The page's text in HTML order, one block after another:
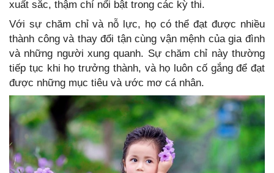
xuất sắc, thậm chí nổi bật trong các kỳ thi.
Với sự chăm chỉ và nỗ lực, họ có thể đạt được nhiều
thành công và thay đổi tận cùng vận mệnh của gia đình
và những người xung quanh. Sự chăm chỉ này thường
tiếp tục khi họ trưởng thành, và họ luôn cố gắng để đạt
được những mục tiêu và ước mơ cá nhân.